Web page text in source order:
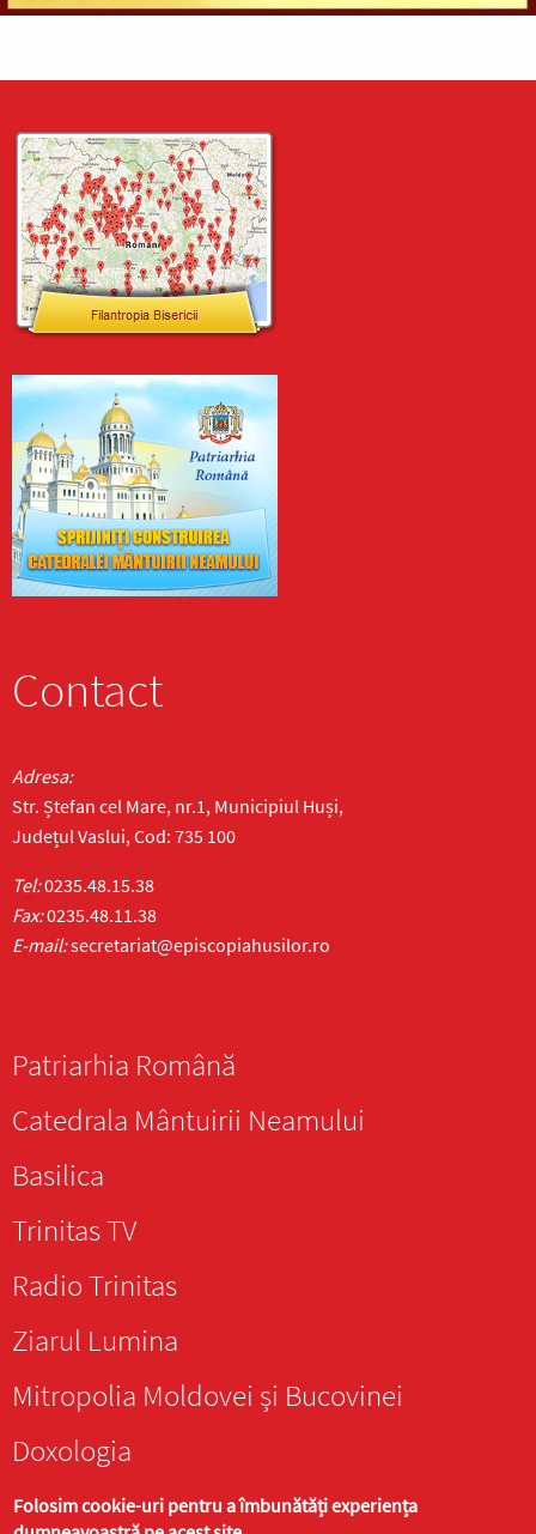
Contact
Adresa:
Str. Ștefan cel Mare, nr.1, Municipiul Huși,
Județul Vaslui, Cod: 735 100
Tel:0235.48.15.38
Fax:0235.48.11.38
E-mail:secretariat@episcopiahusilor.ro
Patriarhia Română
Catedrala Mântuirii Neamului
Basilica
Trinitas TV
Radio Trinitas
Ziarul Lumina
Mitropolia Moldovei și Bucovinei
Doxologia
Folosim cookie-uri pentru a îmbunătăți experiența